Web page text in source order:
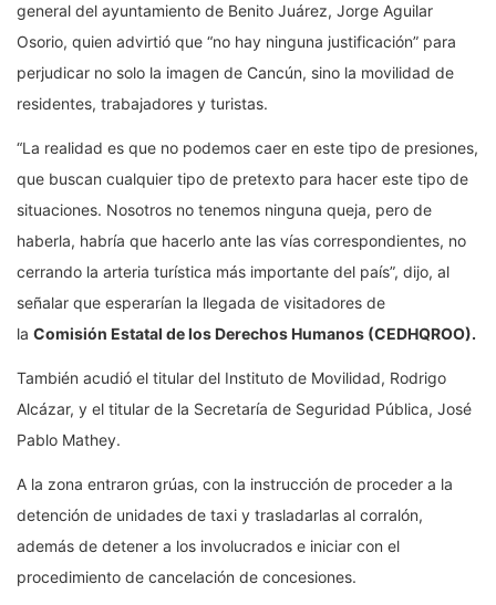
general del ayuntamiento de Benito Juárez, Jorge Aguilar
Osorio, quien advirtió que “no hay ninguna justificación” para
perjudicar no solo la imagen de Cancún, sino la movilidad de
residentes, trabajadores y turistas.
“La realidad es que no podemos caer en este tipo de presiones,
que buscan cualquier tipo de pretexto para hacer este tipo de
situaciones. Nosotros no tenemos ninguna queja, pero de
haberla, habría que hacerlo ante las vías correspondientes, no
cerrando la arteria turística más importante del país”, dijo, al
señalar que esperarían la llegada de visitadores de
la Comisión Estatal de los Derechos Humanos (CEDHQROO).
También acudió el titular del Instituto de Movilidad, Rodrigo
Alcázar, y el titular de la Secretaría de Seguridad Pública, José
Pablo Mathey.
A la zona entraron grúas, con la instrucción de proceder a la
detención de unidades de taxi y trasladarlas al corralón,
además de detener a los involucrados e iniciar con el
procedimiento de cancelación de concesiones.